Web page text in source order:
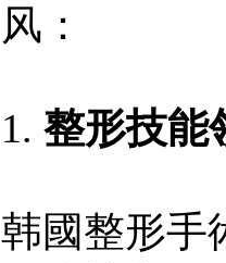
风：
1. 整形技能
韩國整形手